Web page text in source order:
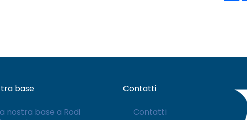
base
nostra base a Rodi
Contatti
Contatti